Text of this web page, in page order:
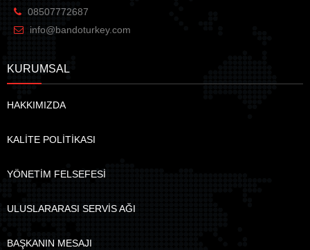
08507772687
info@bandoturkey.com
KURUMSAL
HAKKIMIZDA
KALİTE POLİTİKASI
YÖNETİM FELSEFESİ
ULUSLARARASI SERVİS AĞI
BAŞKANIN MESAJI